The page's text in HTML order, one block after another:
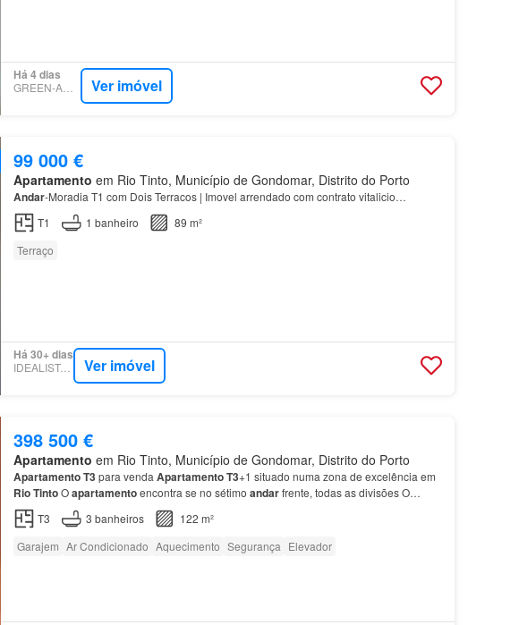
Há 4 dias
GREEN-ACRES Ver imóvel
99 000 €
Apartamento em Rio Tinto, Município de Gondomar, Distrito do Porto
Andar-Moradia T1 com Dois Terracos | Imovel arrendado com contrato vitalicio…
T1
1 banheiro
89 m²
Terraço
Há 30+ dias
IDEALISTA.PT Ver imóvel
398 500 €
Apartamento em Rio Tinto, Município de Gondomar, Distrito do Porto
ApartamentoT3para venda ApartamentoT3+1 situado numa zona de excelência em
RioTintoOapartamentoencontra se no sétimo andarfrente, todas as divisões O
prédio foi alvo de intervenção exterior, capoto e telhado à menos d…
T3 3 banheiros
122 m²
Garajem Ar Condicionado Aquecimento Segurança Elevador